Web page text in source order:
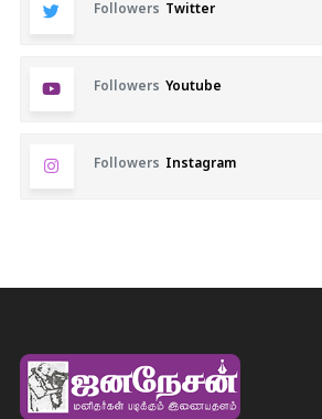
Followers Twitter
Followers Youtube
Followers Instagram